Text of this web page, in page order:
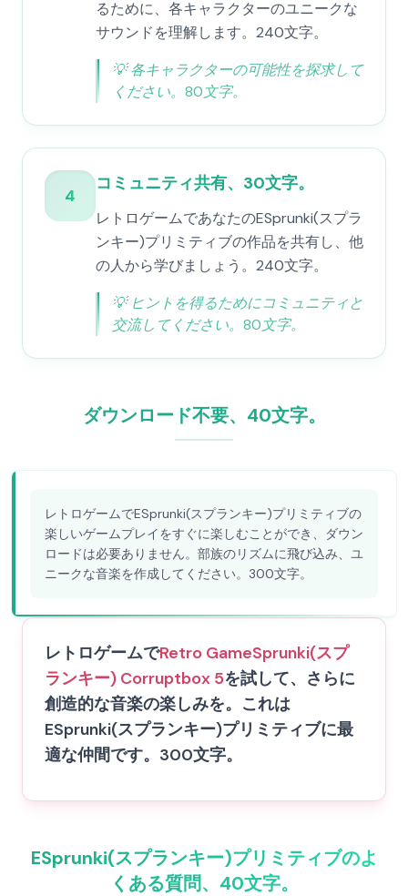
るために、各キャラクターのユニークな
サウンドを理解します。240文字。
💡各キャラクターの可能性を探求して
ください。80文字。
4
コミュニティ共有、30文字。
レトロゲームであなたのESprunki(スプラ
ンキー)プリミティブの作品を共有し、他
の人から学びましょう。240文字。
💡 ヒントを得るためにコミュニティと
交流してください。80文字。
ダウンロード不要、40文字。
レトロゲームでESprunki(スプランキー)プリミティブの
楽しいゲームプレイをすぐに楽しむことができ、ダウン
ロードは必要ありません。部族のリズムに飛び込み、ユ
ニークな音楽を作成してください。300文字。
レトロゲームでRetro GameSprunki(スプ
ランキー) Corruptbox 5を試して、さらに
創造的な音楽の楽しみを。これは
ESprunki(スプランキー)プリミティブに最
適な仲間です。300文字。
ESprunki(スプランキー)プリミティブのよ
くある質問、40文字。